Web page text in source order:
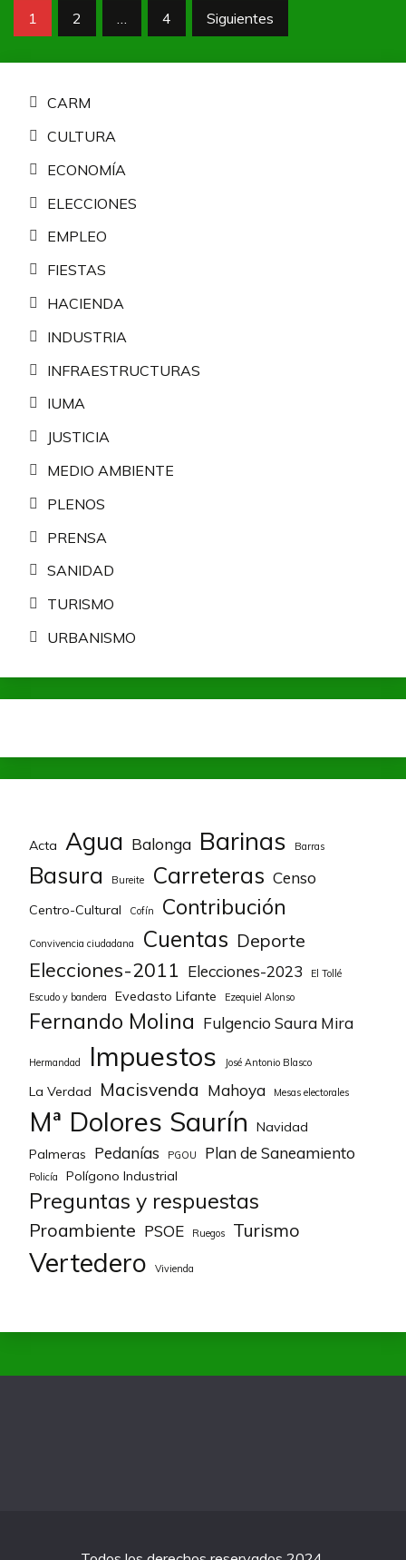
Paginación
1 2 … 4 Siguientes
CARM
CULTURA
ECONOMÍA
ELECCIONES
EMPLEO
FIESTAS
HACIENDA
INDUSTRIA
INFRAESTRUCTURAS
IUMA
JUSTICIA
MEDIO AMBIENTE
PLENOS
PRENSA
SANIDAD
TURISMO
URBANISMO
Acta Agua Balonga Barinas Barras
Basura Bureite Carreteras Censo
Centro-Cultural Cofín Contribución
Convivencia ciudadana Cuentas Deporte
Elecciones-2011 Elecciones-2023
El Tollé
Escudo y bandera
Evedasto Lifante Ezequiel Alonso
Fernando Molina Fulgencio Saura Mira
Hermandad Impuestos José Antonio Blasco
La Verdad Macisvenda Mahoya Mesas electorales
Mª Dolores Saurín
Navidad
Palmeras
Pedanías PGOU Plan de Saneamiento
Policía Polígono Industrial
Preguntas y respuestas
Proambiente PSOE Ruegos Turismo
Vertedero Vivienda